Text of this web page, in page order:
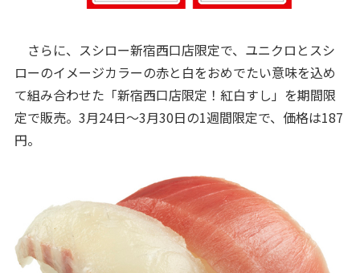
さらに、スシロー新宿西口店限定で、ユニクロとスシ
ローのイメージカラーの赤と白をおめでたい意味を込め
て組み合わせた「新宿西口店限定！紅白すし」を期間限
定で販売。3月24日～3月30日の1週間限定で、価格は187
円。